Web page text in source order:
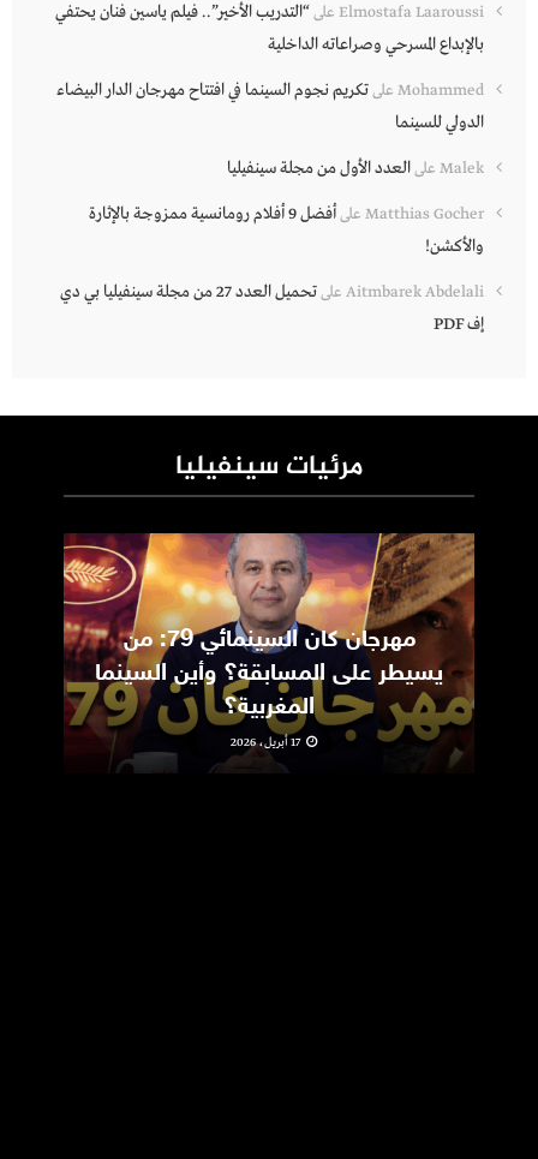
Elmostafa Laaroussi على“التدريب الأخير”.. فيلم ياسين فنان يحتفي
بالإبداع المسرحي وصراعاته الداخلية
Mohammed علىتكريم نجوم السينما في افتتاح مهرجان الدار البيضاء
الدولي للسينما
Malek علىالعدد الأول من مجلة سينفيليا
Matthias Gocher على
أفضل 9 أفلام رومانسية ممزوجة بالإثارة
والأكشن!
Aitmbarek Abdelali على
تحميل العدد 27 من مجلة سينفيليا بي دي
إف PDF
مرئيات سينفيليا
مهرجان كان السينمائي 79: من
يسيطر على المسابقة؟ وأين السينما
المغربية؟
17 أبريل، 2026